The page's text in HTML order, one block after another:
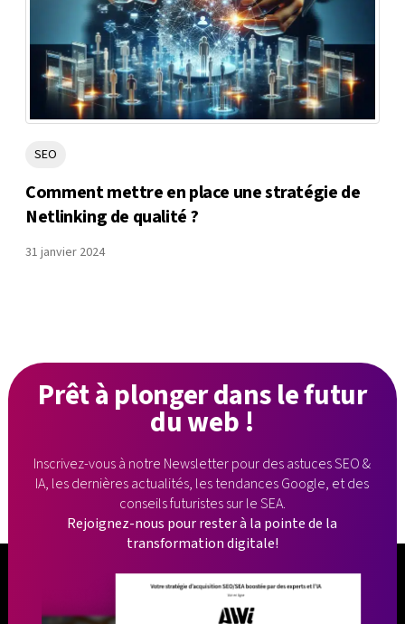
SEO
Comment mettre en place une stratégie de
Netlinking de qualité ?
31 janvier 2024
Prêt à plongerdans le futur
du web !
Inscrivez-vous à notre Newsletter pour des astuces SEO &
IA, les dernièresactualités, les tendances Google, et des
conseils futuristes sur le SEA.
Rejoignez-nous pour rester à la pointe de la
transformation digitale!